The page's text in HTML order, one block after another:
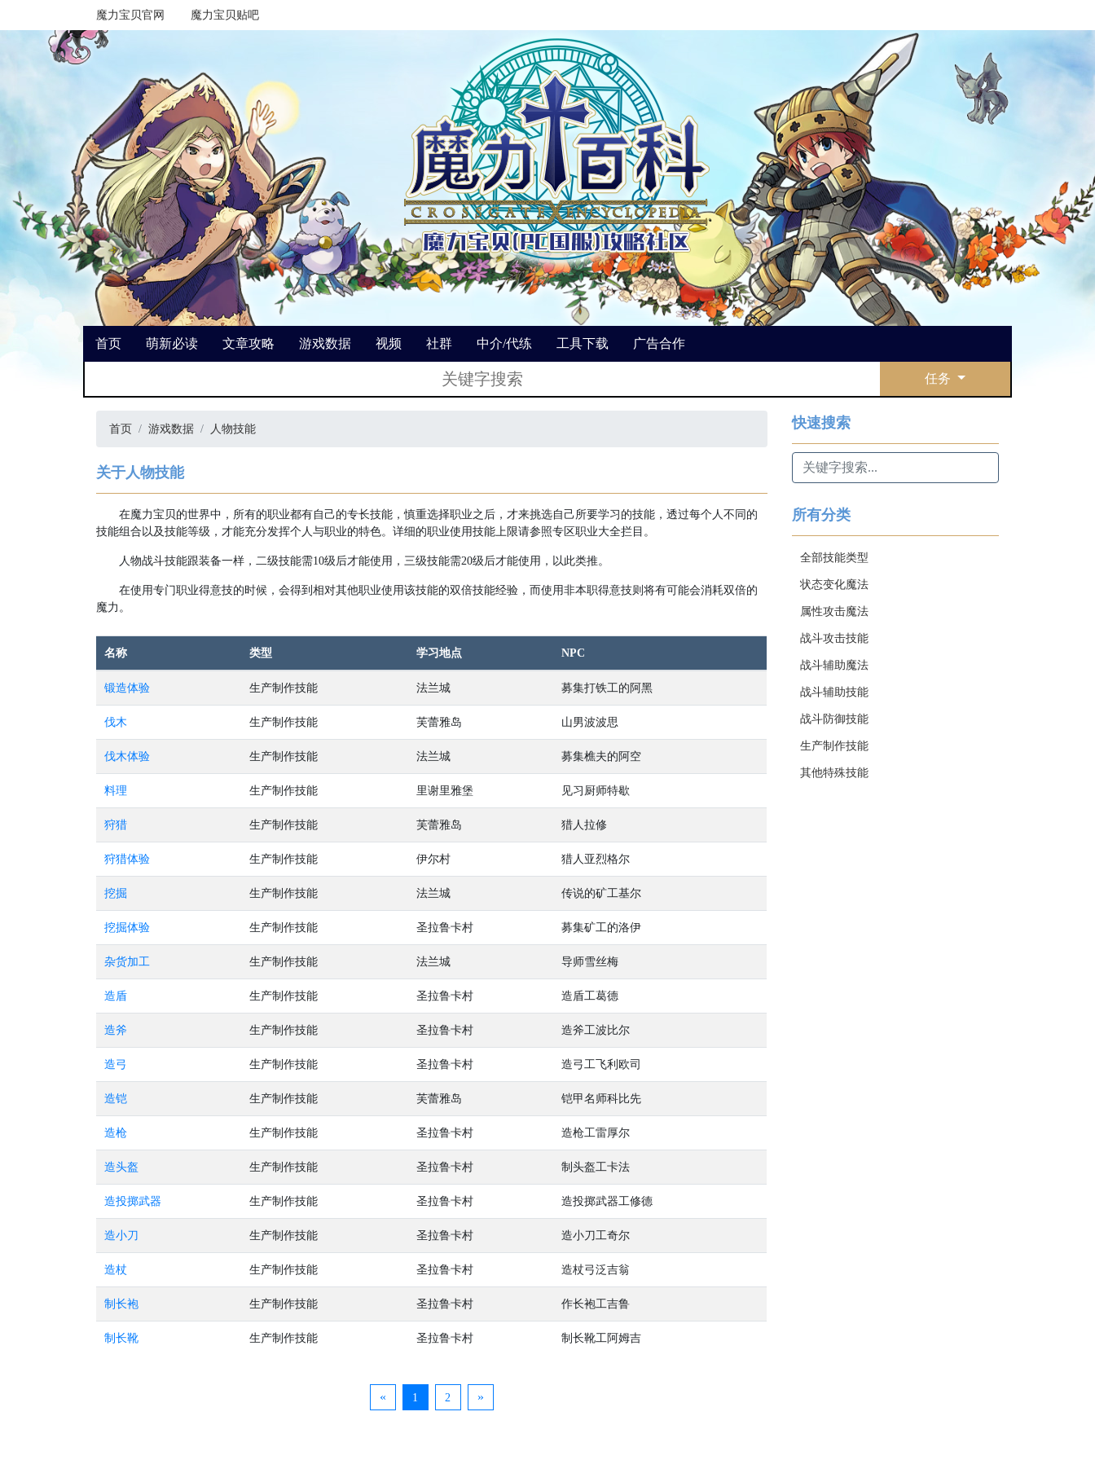
魔力宝贝官网 魔力宝贝贴吧
首页 萌新必读 文章攻略 游戏数据 视频 社群 中介/代练 工具下载 广告合作
任务
首页 游戏数据 人物技能
关于人物技能
在魔力宝贝的世界中，所有的职业都有自己的专长技能，慎重选择职业之后，才来挑选自己所要学习的技能，透过每个人不同的
技能组合以及技能等级，才能充分发挥个人与职业的特色。详细的职业使用技能上限请参照专区职业大全拦目。
人物战斗技能跟装备一样，二级技能需10级后才能使用，三级技能需20级后才能使用，以此类推。
在使用专门职业得意技的时候，会得到相对其他职业使用该技能的双倍技能经验，而使用非本职得意技则将有可能会消耗双倍的
魔力。
名称 类型 学习地点 NPC
锻造体验 生产制作技能 法兰城 募集打铁工的阿黑
伐木 生产制作技能 芙蕾雅岛 山男波波思
伐木体验 生产制作技能 法兰城 募集樵夫的阿空
料理 生产制作技能 里谢里雅堡 见习厨师特歇
狩猎 生产制作技能 芙蕾雅岛 猎人拉修
狩猎体验 生产制作技能 伊尔村 猎人亚烈格尔
挖掘 生产制作技能 法兰城 传说的矿工基尔
挖掘体验 生产制作技能 圣拉鲁卡村 募集矿工的洛伊
杂货加工 生产制作技能 法兰城 导师雪丝梅
造盾 生产制作技能 圣拉鲁卡村 造盾工葛德
造斧 生产制作技能 圣拉鲁卡村 造斧工波比尔
造弓 生产制作技能 圣拉鲁卡村 造弓工飞利欧司
造铠 生产制作技能 芙蕾雅岛 铠甲名师科比先
造枪 生产制作技能 圣拉鲁卡村 造枪工雷厚尔
造头盔 生产制作技能 圣拉鲁卡村 制头盔工卡法
造投掷武器 生产制作技能 圣拉鲁卡村 造投掷武器工修德
造小刀 生产制作技能 圣拉鲁卡村 造小刀工奇尔
造杖 生产制作技能 圣拉鲁卡村 造杖弓泛吉翁
制长袍 生产制作技能 圣拉鲁卡村 作长袍工吉鲁
制长靴 生产制作技能 圣拉鲁卡村 制长靴工阿姆吉
« 1 2 »
快速搜索
所有分类
全部技能类型
状态变化魔法
属性攻击魔法
战斗攻击技能
战斗辅助魔法
战斗辅助技能
战斗防御技能
生产制作技能
其他特殊技能